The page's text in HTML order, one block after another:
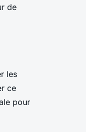
de
les
ce
pour